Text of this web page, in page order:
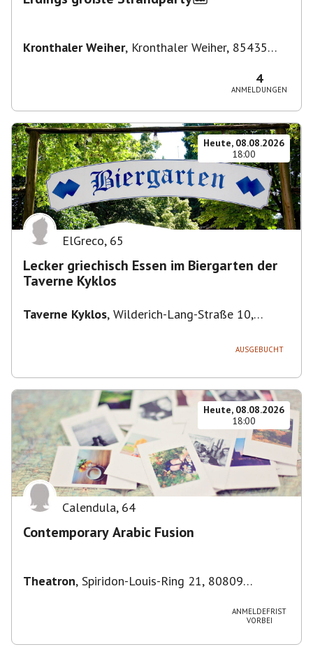
Kronthaler Weiher, Kronthaler Weiher, 85435
4
ANMELDUNGEN
Heute, 08.08.2026
18:00
ElGreco, 65
Lecker griechisch Essen im Biergarten der
Taverne Kyklos
Taverne Kyklos, Wilderich-Lang-Straße 10,
AUSGEBUCHT
Heute, 08.08.2026
18:00
Calendula, 64
Contemporary Arabic Fusion
Theatron, Spiridon-Louis-Ring 21, 80809
ANMELDEFRIST
VORBEI